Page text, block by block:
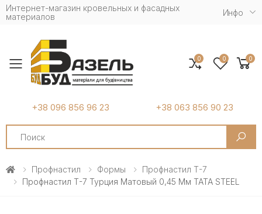
Интернет-магазин кровельных и фасадных
материалов
Инфо
Toggle mobile menu
+38 096 856 96 23 +38 063 856 90 23
Search
0 0 0
Профнастил Формы
Профнастил Т-7
Профнастил Т-7 Турция Матовый 0,45 Мм TATA STEEL